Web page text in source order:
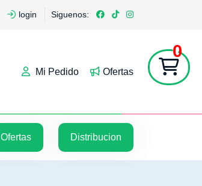
login Siguenos:
Mi Pedido Ofertas
0
5
Ofertas Distribucion